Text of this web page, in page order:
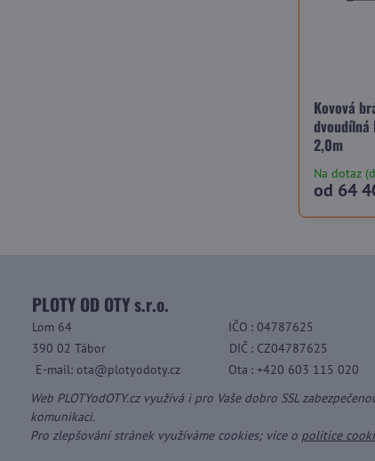
Kovová
dvoudílná
2,0m
Na dotaz
od 64
PLOTY OD OTY s.r.o.
Lom 64 IČO : 04787625
390 02 Tábor
DIČ : CZ04787625
E-mail: ota@plotyodoty.cz
Ota : +420 603 115 020
Web PLOTYodOTY.cz využívá i pro Vaše dobro SSL
komunikaci.
Pro zlepšování stránek využíváme cookies; více o politice